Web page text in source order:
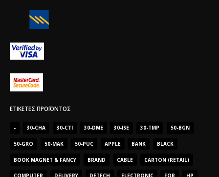
ΕΤΙΚΈΤΕΣ ΠΡΟΪΌΝΤΟΣ
- 30-CHA 30-CTI 30-DME 30-ISE 30-TMP 50-BGN
50-GRO 50-MAK 50-PUC APPLE BANK BLACK
BOOK MAGNET & FANCY BRAND CABLE CARTON (RETAIL)
COMPUTER DELIVERY DETECH ELECTRONIC FOR HP